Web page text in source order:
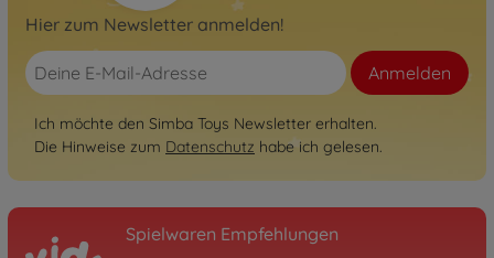
Hier zum Newsletter anmelden!
Anmelden
Ich möchte den Simba Toys Newsletter erhalten.
Die Hinweise zum Datenschutz habe ich gelesen.
Spielwaren Empfehlungen